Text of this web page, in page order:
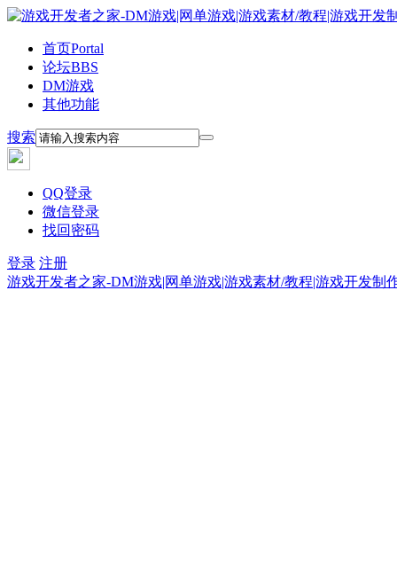
首页Portal
论坛BBS
DM游戏
其他功能
搜索
QQ登录
微信登录
找回密码
登录 注册
游戏开发者之家-DM游戏|网单游戏|游戏素材/教程|游戏开发制